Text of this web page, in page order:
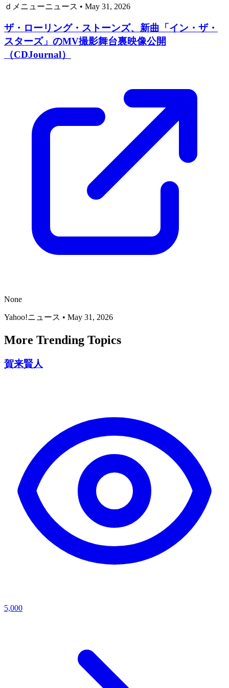
ｄメニューニュース • May 31, 2026
ザ・ローリング・ストーンズ、新曲「イン・ザ・
スターズ」のMV撮影舞台裏映像公開
（CDJournal）
None
Yahoo!ニュース • May 31, 2026
More Trending Topics
賀来賢人
5,000